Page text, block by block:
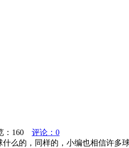
160
评论：0
么的，同样的，小编也相信许多